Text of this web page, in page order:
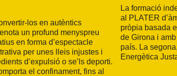
los en autèntics
un profund menyspreu
en forma d’espectacle
per unes lleis injustes i
d’expulsió o se’ls deporti.
el confinament, fins al
La formació
al PLATER
pròpia basada
de Girona i amb
país. La
Energètica